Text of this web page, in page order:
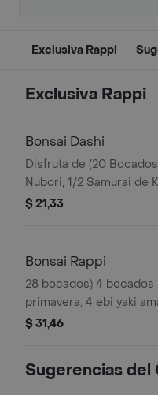
Exclusiva Rappi
Exclusiva Rappi
Bonsai Dashi
Disfruta de (20
Nubori, 1/2 Samurai de
Roll, 1/2 Rollo Anguila
$ 21,33
Bonsai Rappi
28 bocados) 4 bocados
primavera, 4 ebi yaki
kanebi, california
$ 31,46
Sugerencias del